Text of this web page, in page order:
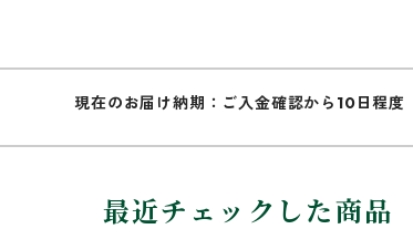
現在のお届け納期：ご入金確認から10日程度
最近チェックした商品